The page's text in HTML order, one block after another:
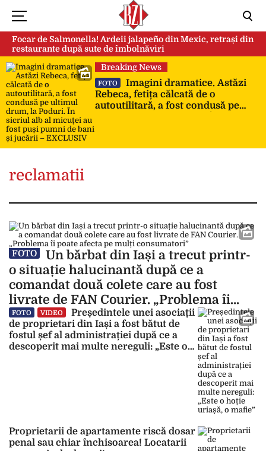
Focar de Salmonella! Ardeii jalapeño din Mexic, retrași din
restaurante după sute de îmbolnăviri
Breaking News
FOTO
Imagini dramatice. Astăzi
Rebeca, fetița călcată de o
autoutilitară, a fost condusă pe
reclamatii
FOTO
Un bărbat din Iași a trecut printr-
o situație halucinantă după ce a
comandat două colete care au fost
livrate de FAN Courier. „Problema îi
poate afecta pe mulți consumatori”
FOTO VIDEO
Președintele unei asociații
de proprietari din Iași a fost bătut de
fostul șef al administrației după ce a
descoperit mai multe nereguli: „Este o
Proprietarii de apartamente riscă dosar
penal sau chiar închisoarea! Locatarii